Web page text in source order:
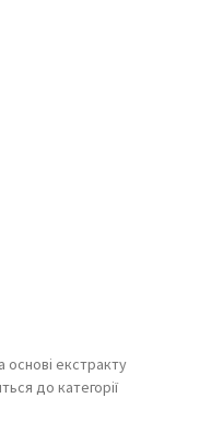
екстракту
до категорії